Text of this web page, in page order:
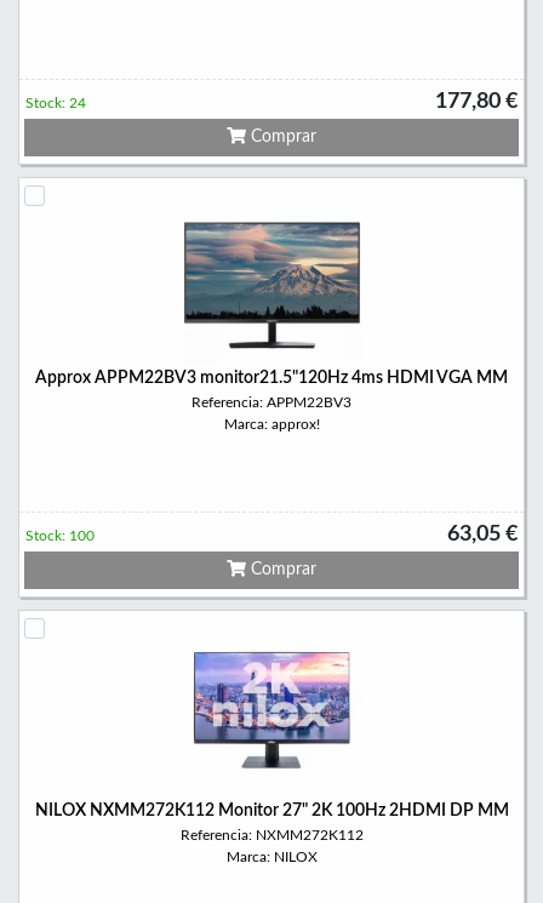
177,80 €
Stock: 24
Comprar
Approx APPM22BV3 monitor21.5"120Hz 4ms HDMI VGA MM
Referencia: APPM22BV3
Marca: approx!
63,05 €
Stock: 100
Comprar
NILOX NXMM272K112 Monitor 27" 2K 100Hz 2HDMI DP MM
Referencia: NXMM272K112
Marca: NILOX